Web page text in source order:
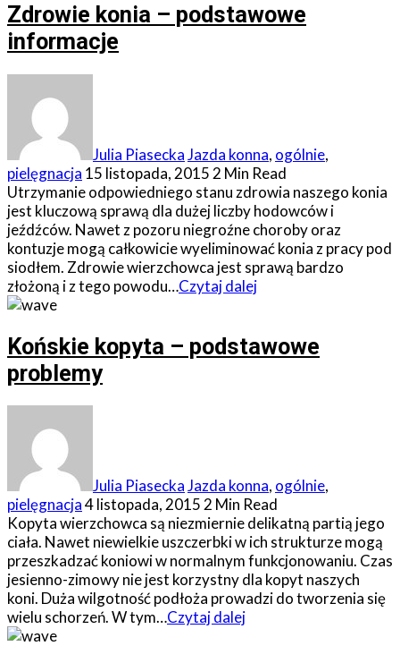
Zdrowie konia – podstawowe
informacje
Julia PiaseckaJazda konna, ogólnie,
pielęgnacja 15 listopada, 2015 2 Min Read
Utrzymanie odpowiedniego stanu zdrowia naszego konia
jest kluczową sprawą dla dużej liczby hodowców i
jeźdźców. Nawet z pozoru niegroźne choroby oraz
kontuzje mogą całkowicie wyeliminować konia z pracy pod
siodłem. Zdrowie wierzchowca jest sprawą bardzo
złożoną i z tego powodu…Czytaj dalej
Końskie kopyta – podstawowe
problemy
Julia PiaseckaJazda konna, ogólnie,
pielęgnacja4 listopada, 2015 2 Min Read
Kopyta wierzchowca są niezmiernie delikatną partią jego
ciała. Nawet niewielkie uszczerbki w ich strukturze mogą
przeszkadzać koniowi w normalnym funkcjonowaniu. Czas
jesienno-zimowy nie jest korzystny dla kopyt naszych
koni. Duża wilgotność podłoża prowadzi do tworzenia się
wielu schorzeń. W tym…Czytaj dalej